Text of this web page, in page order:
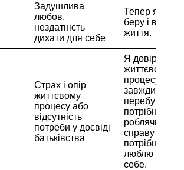
Задушлива
любов,
нездатність
дихати для себе
Тепер я
беру і віддаю
життя.
Страх і опір
життєвому
процесу або
відсутність
потреби у досвіді
батьківства
Я довіряю
життєвому
процесу. Я
завжди
перебуваю в
потрібному
роблячи
справу в
потрібний
люблю і
себе.